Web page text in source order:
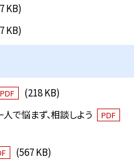
KB)
KB)
PDF
(218 KB)
で悩まず、相談しよう
PDF
(567 KB)